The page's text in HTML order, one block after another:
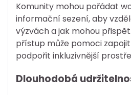
Komunity mohou pořádat
informační sezení, aby
výzvách a jak mohou
přístup může pomoci
podpořit inkluzivnější
Dlouhodobá